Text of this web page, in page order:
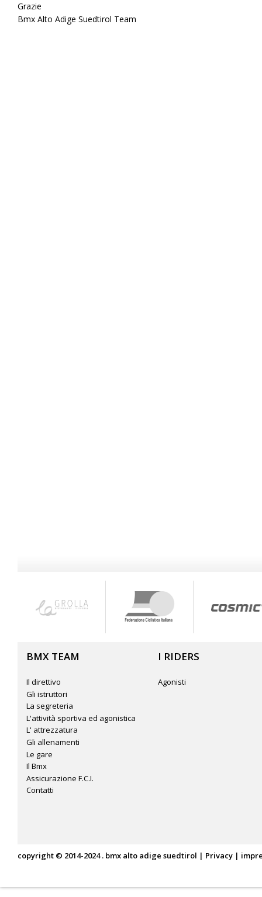
Grazie
Bmx Alto Adige Suedtirol Team
BMX TEAM
Il direttivo
Gli istruttori
La segreteria
L'attività sportiva ed agonistica
L' attrezzatura
Gli allenamenti
Le gare
Il Bmx
Assicurazione F.C.I.
Contatti
I RIDERS
Agonisti
copyright © 2014-2024 . bmx alto adige suedtirol | Privacy |